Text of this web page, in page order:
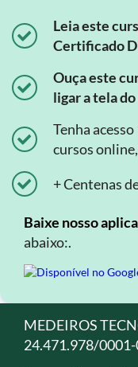
Leia este
Certificado
Ouça este
ligar a tela
Tenha
cursos
+ Centenas
Baixe nosso
abaixo:.
MEDEIROS
24.471.978/